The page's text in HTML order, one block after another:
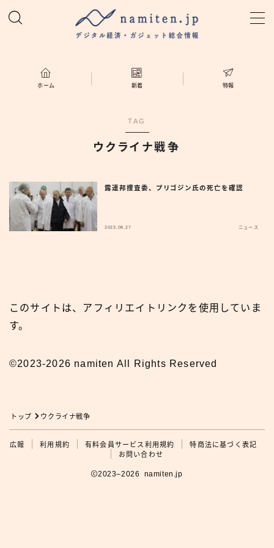
ホーム
namiten.jp
広報
ホーム 新着 特報
TAG
ウクライナ戦争
露連邦捜査委、プリゴジン氏の死亡を確認
2023.08.27 ニュース
このサイトは、アフィリエイトリンクを使用していま
す。
©2023-2026 namiten All Rights Reserved
トップ ウクライナ戦争
広報 利用規約 有料会員サービス利用規約
特商法に基づく表記
お問い合わせ
2023–2026 namiten.jp